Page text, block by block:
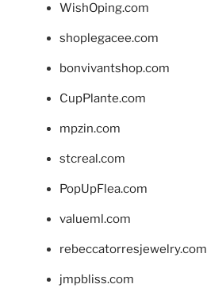
WishOping.com
shoplegacee.com
bonvivantshop.com
CupPlante.com
mpzin.com
stcreal.com
PopUpFlea.com
valueml.com
rebeccatorresjewelry.com
jmpbliss.com